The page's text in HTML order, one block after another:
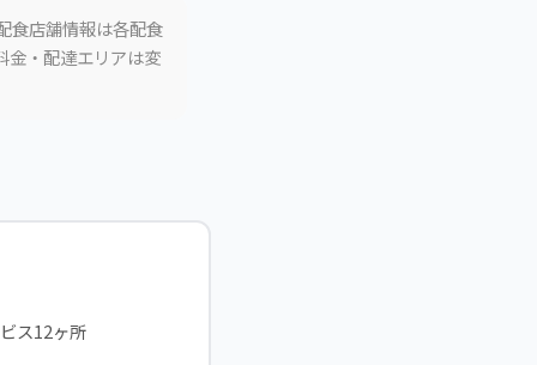
食店舗情報は各配食
金・配達エリアは変
ス12ヶ所